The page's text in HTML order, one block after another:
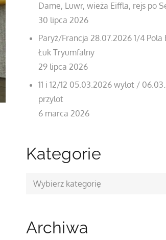
Dame, Luwr, wieża Eiffla, rejs po
30 lipca 2026
Paryż/Francja 28.07.2026 1/4 Pola
Łuk Tryumfalny
29 lipca 2026
11 i 12/12 05.03.2026 wylot /
przylot
6 marca 2026
Kategorie
Kategorie
Archiwa